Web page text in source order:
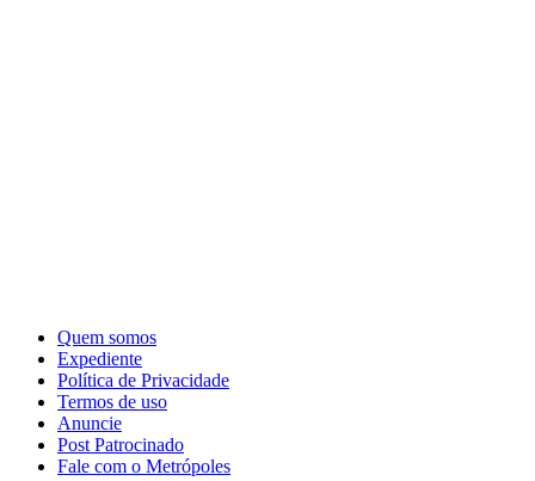
Quem somos
Expediente
Política de Privacidade
Termos de uso
Anuncie
Post Patrocinado
Fale com o Metrópoles